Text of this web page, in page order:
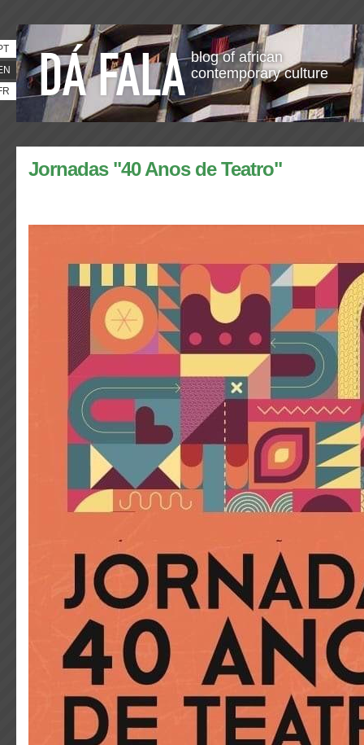
blog of african
contemporary culture
Jornadas "40 Anos de Teatro"